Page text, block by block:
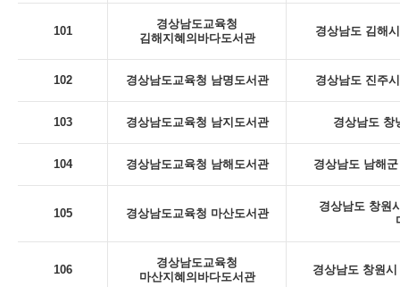
101
경상남도교육청
김해지혜의바다도서관
경상남도 김해
102 경상남도교육청 남명도서관 경상남도 진주
103 경상남도교육청 남지도서관 경상남도 창
104 경상남도교육청 남해도서관 경상남도 남해
105 경상남도교육청 마산도서관
경상남도 창원
106
경상남도교육청
마산지혜의바다도서관
경상남도 창원